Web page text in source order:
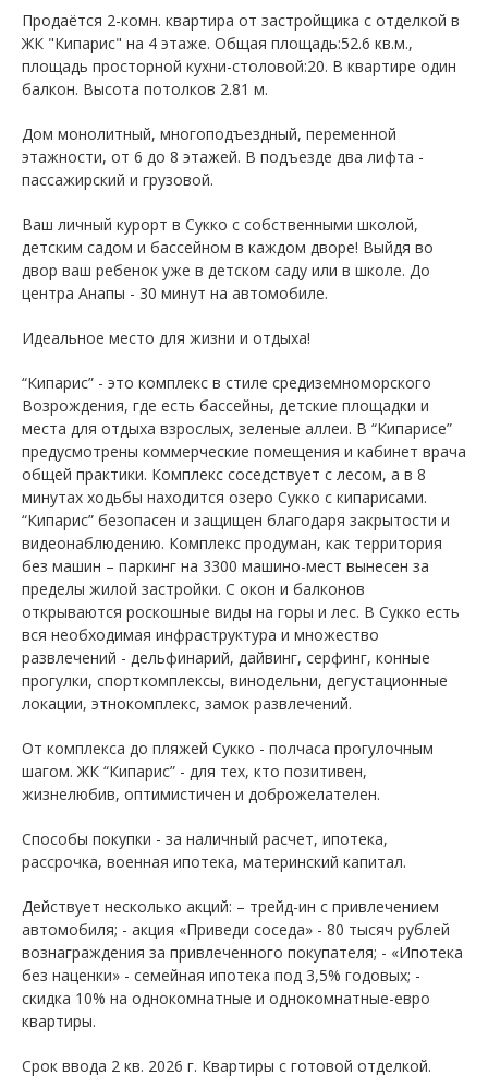
Продаётся 2-комн. квартира от застройщика c отделкой в
ЖК "Кипарис" на 4 этаже. Общая площадь:52.6 кв.м.,
площадь просторной кухни-столовой:20. B квартире один
балкон. Высота потолков 2.81 м.
Дом монолитный, многоподъездный, переменной
этажности, от 6 до 8 этажей. B подъезде два лифта -
пассажирский и грузовой.
Ваш личный курорт в Сукко с собственными школой,
детским садом и бассейном в каждом дворе! Выйдя во
двор ваш ребенок уже в детском саду или в школе. До
центра Анапы - 30 минут на автомобиле.
Идеальное место для жизни и отдыха!
“Кипарис” - это комплекс в стиле средиземноморского
Возрождения, где есть бассейны, детские площадки и
места для отдыха взрослых, зеленые аллеи. В “Кипарисе”
предусмотрены коммерческие помещения и кабинет врача
общей практики. Комплекс соседствует с лесом, а в 8
минутах ходьбы находится озеро Сукко с кипарисами.
“Кипарис” безопасен и защищен благодаря закрытости и
видеонаблюдению. Комплекс продуман, как территория
без машин – паркинг на 3300 машино-мест вынесен за
пределы жилой застройки. С окон и балконов
открываются роскошные виды на горы и лес. В Сукко есть
вся необходимая инфраструктура и множество
развлечений - дельфинарий, дайвинг, серфинг, конные
прогулки, спорткомплексы, винодельни, дегустационные
локации, этнокомплекс, замок развлечений.
От комплекса до пляжей Сукко - полчаса прогулочным
шагом. ЖК “Кипарис” - для тех, кто позитивен,
жизнелюбив, оптимистичен и доброжелателен.
Способы покупки - за наличный расчет, ипотека,
рассрочка, военная ипотека, материнский капитал.
Действует несколько акций: – трейд-ин с привлечением
автомобиля; - акция «Приведи соседа» - 80 тысяч рублей
вознаграждения за привлеченного покупателя; - «Ипотека
без наценки» - семейная ипотека под 3,5% годовых; -
скидка 10% на однокомнатные и однокомнатные-евро
квартиры.
Срок ввода 2 кв. 2026 г. Квартиры с готовой отделкой.